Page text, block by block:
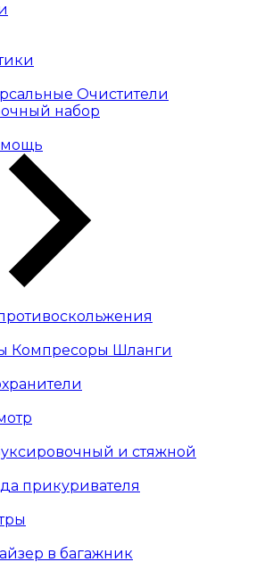
Очистители
набор
Компресоры Шланги
и стяжной
прикуривателя
в багажник